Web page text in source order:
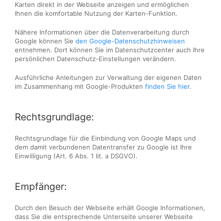
Karten direkt in der Webseite anzeigen und ermöglichen
Ihnen die komfortable Nutzung der Karten-Funktion.
Nähere Informationen über die Datenverarbeitung durch
Google können Sie den Google-Datenschutzhinweisen
entnehmen. Dort können Sie im Datenschutzcenter auch Ihre
persönlichen Datenschutz-Einstellungen verändern.
Ausführliche Anleitungen zur Verwaltung der eigenen Daten
im Zusammenhang mit Google-Produkten finden Sie hier.
Rechtsgrundlage:
Rechtsgrundlage für die Einbindung von Google Maps und
dem damit verbundenen Datentransfer zu Google ist Ihre
Einwilligung (Art. 6 Abs. 1 lit. a DSGVO).
Empfänger:
Durch den Besuch der Webseite erhält Google Informationen,
dass Sie die entsprechende Unterseite unserer Webseite